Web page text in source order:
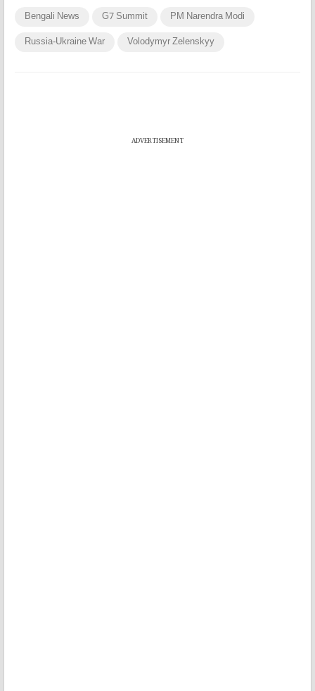
Bengali News G7 Summit PM Narendra Modi
Russia-Ukraine War Volodymyr Zelenskyy
ADVERTISEMENT